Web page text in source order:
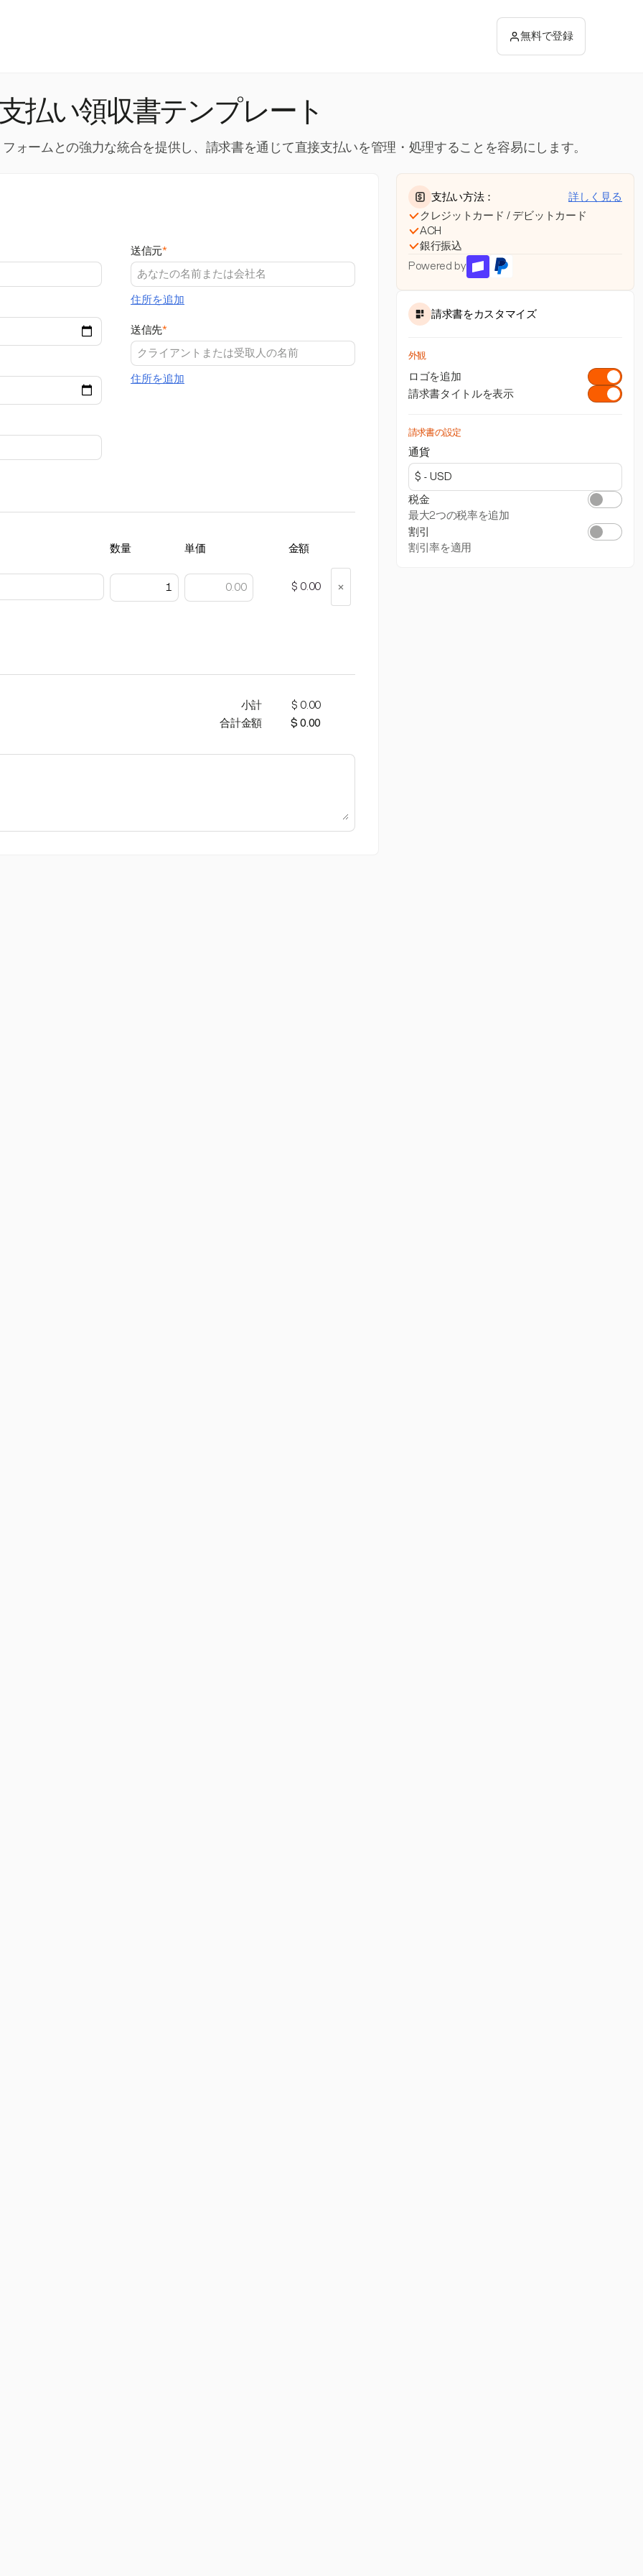
無料で登録
払い領収書テンプレート
ォームとの強力な統合を提供し、請求書を通じて直接支払いを管理・処理することを容易にします。
送信元*
住所を追加
送信先*
住所を追加
数量 単価 金額
$ 0.00
小計
$ 0.00
合計金額
$ 0.00
支払い方法：
詳しく見る
クレジットカード / デビットカード
ACH
銀行振込
Powered by
請求書をカスタマイズ
外観
ロゴを追加
請求書タイトルを表示
請求書の設定
通貨
税金
最大2つの税率を追加
割引
割引率を適用